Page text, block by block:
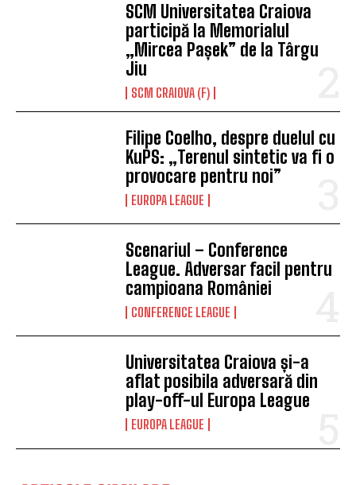
SCM Universitatea Craiova
participă la Memorialul
„Mircea Pașek” de la Târgu
Jiu
SCM CRAIOVA (F)
Filipe Coelho, despre duelul cu
KuPS: „Terenul sintetic va fi o
provocare pentru noi”
EUROPA LEAGUE
Scenariul – Conference
League. Adversar facil pentru
campioana României
CONFERENCE LEAGUE
Universitatea Craiova și-a
aflat posibila adversară din
play-off-ul Europa League
EUROPA LEAGUE